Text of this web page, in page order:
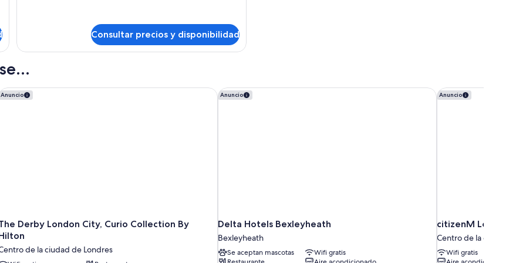
Consultar precios y disponibilidad
Hotel
Anuncio
Derby London City, Curio Collection By
de la ciudad de Londres
Derby London City, Curio Collection By Hilton Anuncio
Delta Hotels Bexleyheath
Bexleyheath
Se aceptan mascotas
Wifi gratis
Delta Hotels Bexleyheath Anuncio
citizenM London
Centro de la ciudad de
Wifi gratis
citizenM London